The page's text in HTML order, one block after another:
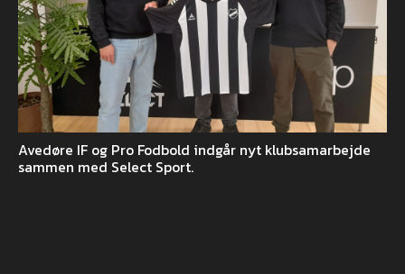
Avedøre IF og Pro Fodbold indgår nyt klubsamarbejde
sammen med Select Sport.